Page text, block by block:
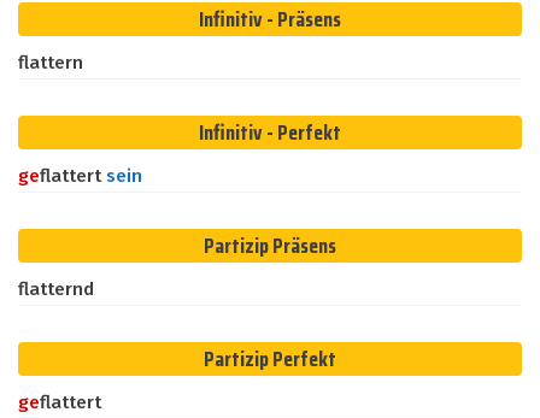
Infinitiv - Präsens
flattern
Infinitiv - Perfekt
geflattertsein
Partizip Präsens
flatternd
Partizip Perfekt
geflattert